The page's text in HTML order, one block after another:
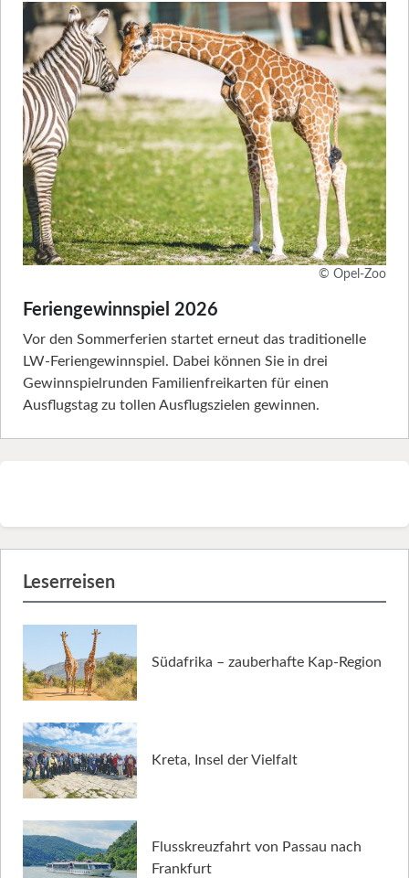
© Opel-Zoo
Feriengewinnspiel 2026
Vor den Sommerferien startet erneut das traditionelle
LW-Feriengewinnspiel. Dabei können Sie in drei
Gewinnspielrunden Familienfreikarten für einen
Ausflugstag zu tollen Ausflugszielen gewinnen.
Leserreisen
Südafrika – zauberhafte Kap-Region
Kreta, Insel der Vielfalt
Flusskreuzfahrt von Passau nach
Frankfurt